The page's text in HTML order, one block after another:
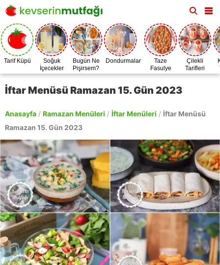
Tarif Küpü
Soğuk
İçecekler
Bugün Ne
Pişirsem?
Dondurmalar
Taze
Fasulye
Zamanı
Çilekli
Tarifleri
İftar Menüsü Ramazan 15. Gün 2023
Anasayfa / Ramazan Menüleri / İftar Menüleri / İftar Menüsü
Ramazan 15. Gün 2023